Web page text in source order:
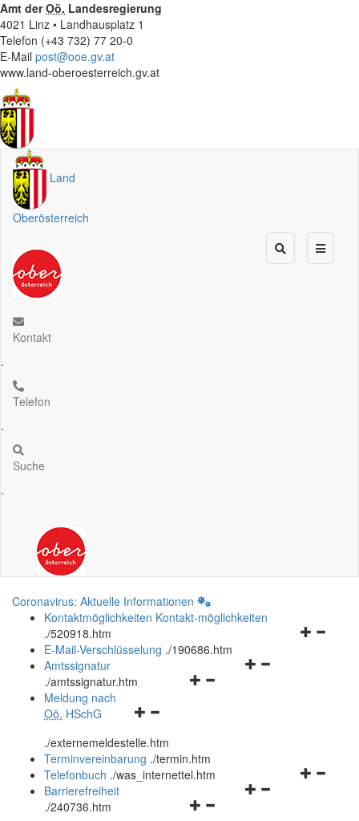
Amt derOö. Landesregierung
4021 Linz • Landhausplatz 1
Telefon (+43 732) 77 20-0
E-Mail post@ooe.gv.at
www.land-oberoesterreich.gv.at
Land
Oberösterreich
Kontakt
.
Telefon
.
Suche
.
Coronavirus: Aktuelle Informationen
Kontaktmöglichkeiten Kontakt-möglichkeiten
./520918.htm
Navigationsmenü
E-Mail-Verschlüsselung ./190686.htm
Navigationsmenü
Amtssignatur
./amtssignatur.htm
Navigationsmenü
und
schließen
Meldung nach
Oö. HSchG
./externemeldestelle.htm
Terminvereinbarung ./termin.htm
Navigationsmenü
Telefonbuch ./was_internettel.htm
Navigationsmenü
Barrierefreiheit
./240736.htm